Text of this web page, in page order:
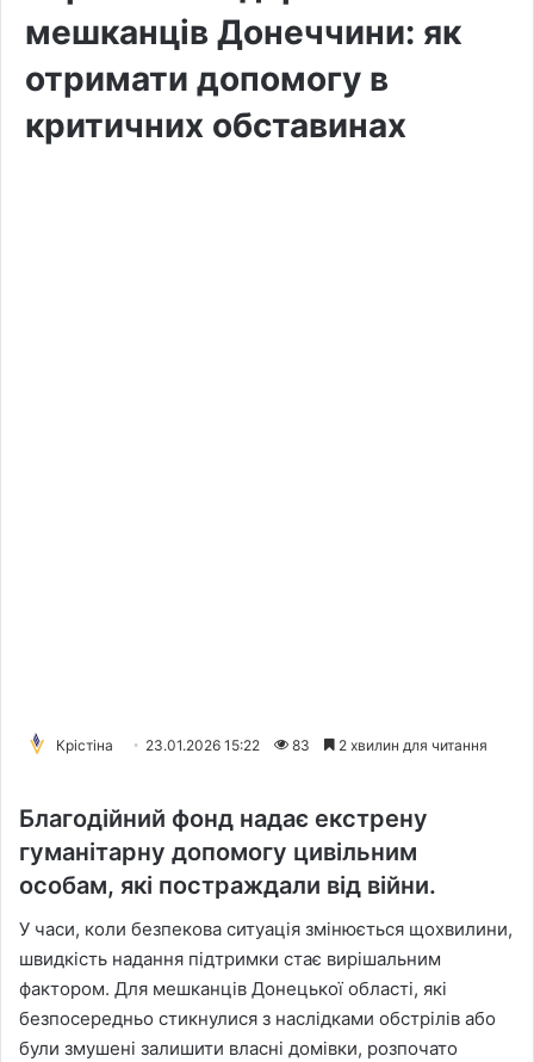
мешканців Донеччини: як
отримати допомогу в
критичних обставинах
Крістіна 23.01.2026 15:22 83 2 хвилин для читання
Благодійний фонд надає екстрену
гуманітарну допомогу цивільним
особам, які постраждали від війни.
У часи, коли безпекова ситуація змінюється щохвилини,
швидкість надання підтримки стає вирішальним
фактором. Для мешканців Донецької області, які
безпосередньо стикнулися з наслідками обстрілів або
були змушені залишити власні домівки, розпочато